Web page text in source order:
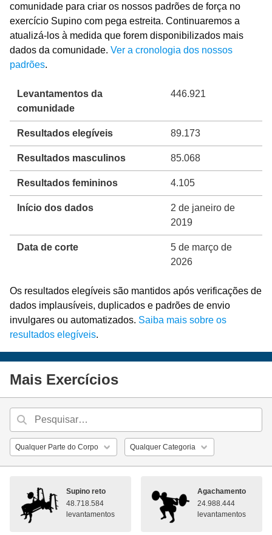
comunidade para criar os nossos padrões de força no
exercício Supino com pega estreita. Continuaremos a
atualizá-los à medida que forem disponibilizados mais
dados da comunidade. Ver a cronologia dos nossos
padrões.
Levantamentos da
comunidade
446.921
Resultados elegíveis 89.173
Resultados masculinos 85.068
Resultados femininos 4.105
Início dos dados
2 de janeiro de
2019
Data de corte
5 de março de
2026
Os resultados elegíveis são mantidos após verificações de
dados implausíveis, duplicados e padrões de envio
invulgares ou automatizados. Saiba mais sobre os
resultados elegíveis.
Mais Exercícios
Supino reto
48.718.584
levantamentos
Agachamento
24.988.444
levantamentos